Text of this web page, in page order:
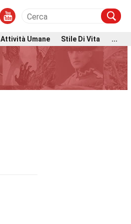
Attività Umane Stile Di Vita ...